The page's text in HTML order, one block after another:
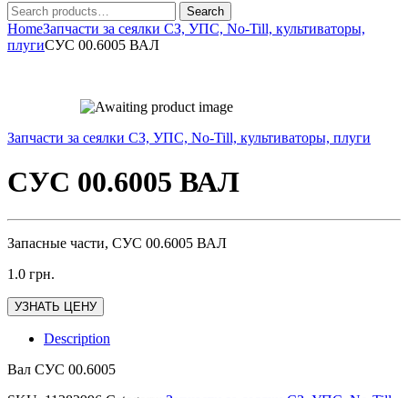
Search
for:
Search
HomeЗапчасти за сеялки СЗ, УПС, No-Till, культиваторы,
плугиСУС 00.6005 ВАЛ
Запчасти за сеялки СЗ, УПС, No-Till, культиваторы, плуги
СУС 00.6005 ВАЛ
Запасные части, СУС 00.6005 ВАЛ
1.0 грн.
УЗНАТЬ ЦЕНУ
Description
Вал СУС 00.6005